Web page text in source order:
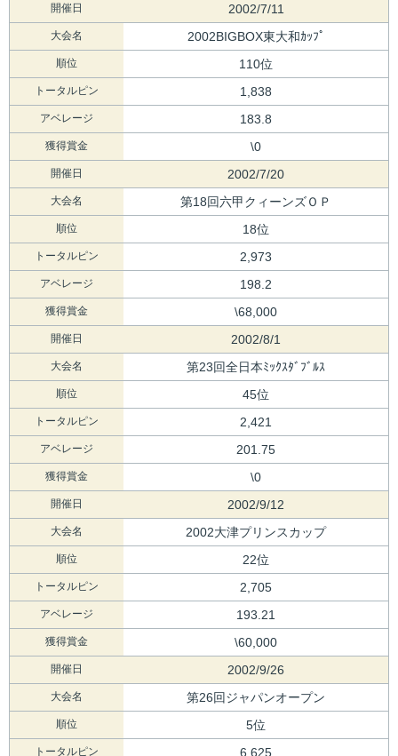
開催日 2002/7/11
大会名 2002BIGBOX東大和ｶｯﾌﾟ
順位 110位
トータルピン 1,838
アベレージ 183.8
獲得賞金 \0
開催日 2002/7/20
大会名 第18回六甲クィーンズＯＰ
順位 18位
トータルピン 2,973
アベレージ 198.2
獲得賞金 \68,000
開催日 2002/8/1
大会名 第23回全日本ﾐｯｸｽﾀﾞﾌﾞﾙｽ
順位 45位
トータルピン 2,421
アベレージ 201.75
獲得賞金 \0
開催日 2002/9/12
大会名 2002大津プリンスカップ
順位 22位
トータルピン 2,705
アベレージ 193.21
獲得賞金 \60,000
開催日 2002/9/26
大会名 第26回ジャパンオープン
順位 5位
トータルピン 6,625